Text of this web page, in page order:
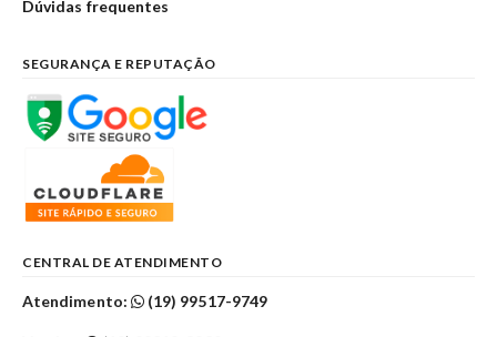
Dúvidas frequentes
SEGURANÇA E REPUTAÇÃO
CENTRAL DE ATENDIMENTO
Atendimento: (19) 99517-9749